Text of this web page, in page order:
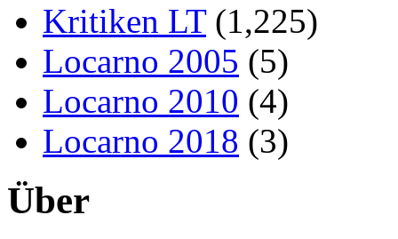
Kritiken LT(1,225)
Locarno 2005 (5)
Locarno 2010 (4)
Locarno 2018 (3)
Über